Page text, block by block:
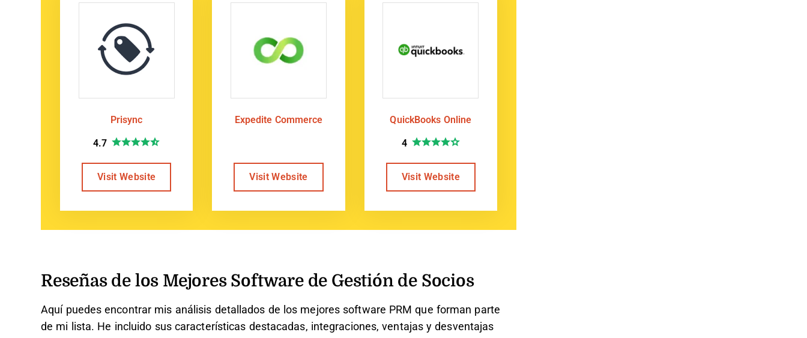
Prisync
4.7
Visit Website
Expedite Commerce
Visit Website
QuickBooks Online
4
Visit Website
Reseñas de los Mejores Software de Gestión de Socios
Aquí puedes encontrar mis análisis detallados de los mejores software PRM que forman parte
de mi lista. He incluido sus características destacadas, integraciones, ventajas y desventajas